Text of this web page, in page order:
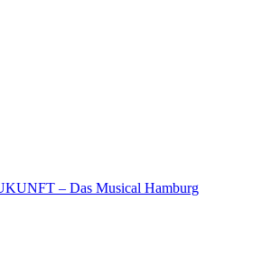
– Das Musical Hamburg